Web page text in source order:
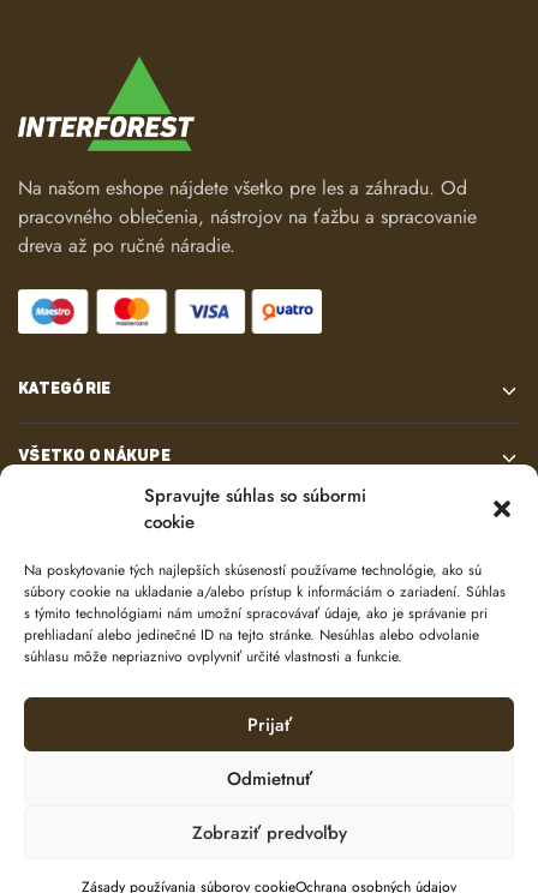
Spravujte súhlas so súbormi
cookie
Na poskytovanie tých najlepších skúseností používame technológie, ako sú
súbory cookie na ukladanie a/alebo prístup k informáciám o zariadení. Súhlas
s týmito technológiami nám umožní spracovávať údaje, ako je správanie pri
prehliadaní alebo jedinečné ID na tejto stránke. Nesúhlas alebo odvolanie
súhlasu môže nepriaznivo ovplyvniť určité vlastnosti a funkcie.
Prijať
Odmietnuť
Zobraziť predvoľby
Zásady používania súborov cookieOchrana osobných údajov
Na našom eshope nájdete všetko pre les a záhradu. Od
pracovného oblečenia, nástrojov na ťažbu a spracovanie
dreva až po ručné náradie.
KATEGÓRIE
VŠETKO O NÁKUPE
© 2024 e-shop od
Ochrana osobných údajov
Pridať do košíka